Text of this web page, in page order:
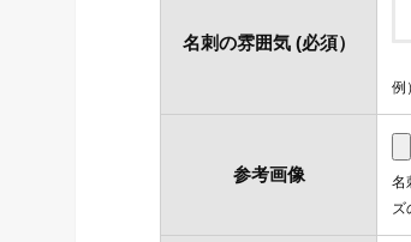
名刺の雰囲気 (必須）
例
参考画像
名
ズ